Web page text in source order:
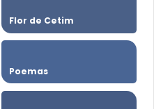
Flor de Cetim
Poemas